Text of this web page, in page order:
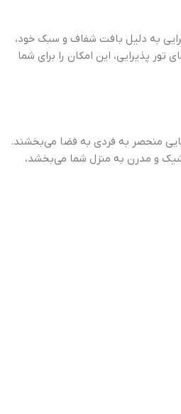
به دلیل بافت شفاف و سبک خود،
تور پذیرایی، این امکان را برای شما
منحصر به فردی به فضا می‌بخشند.
و مدرن به منزل شما می‌بخشد،